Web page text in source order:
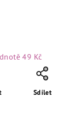
49 Kč
Sdílet